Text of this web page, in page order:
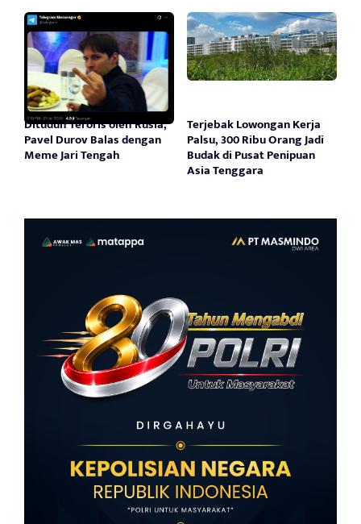
Dituduh Teroris oleh Rusia,
Pavel Durov Balas dengan
Meme Jari Tengah
Terjebak Lowongan Kerja
Palsu, 300 Ribu Orang Jadi
Budak di Pusat Penipuan
Asia Tenggara